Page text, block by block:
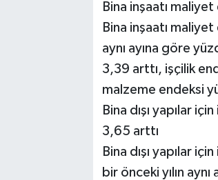
Bina inşaatı
Bina inşaatı
aynı ayına göre
3,39 arttı, işçilik
malzeme endeksi
Bina dışı yapılar
3,65 arttı
Bina dışı yapılar
bir önceki yılın